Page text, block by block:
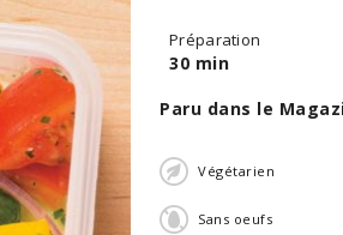
Préparation
30 min
Paru dans le
Végétarien
Sans oeufs